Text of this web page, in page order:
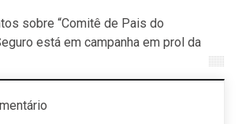
sobre “Comitê de Pais do
está em campanha em prol da